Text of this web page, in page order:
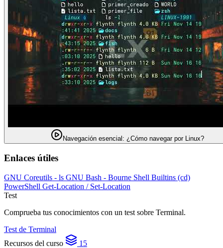
Navegación esencial: ¿Cómo navegar por Linux?
Enlaces útiles
GNU Coreutils - ls GNU Bash - Bourne Shell Builtins (cd)
PowerShell Get-Location / Set-Location
Test
Comprueba tus conocimientos con un test sobre Terminal.
Test de Terminal
Recursos del curso
15